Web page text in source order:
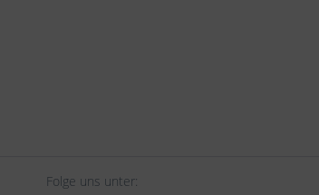
Folge uns unter: